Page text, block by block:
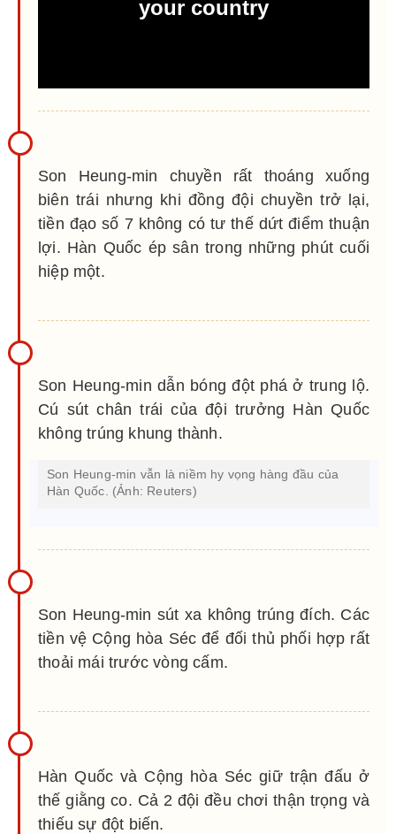
Son Heung-min chuyền rất thoáng xuống
biên trái nhưng khi đồng đội chuyền trở lại,
tiền đạo số 7 không có tư thế dứt điểm thuận
lợi. Hàn Quốc ép sân trong những phút cuối
hiệp một.
Son Heung-min dẫn bóng đột phá ở trung lộ.
Cú sút chân trái của đội trưởng Hàn Quốc
không trúng khung thành.
Son Heung-min vẫn là niềm hy vọng hàng đầu của
Hàn Quốc. (Ảnh: Reuters)
Son Heung-min sút xa không trúng đích. Các
tiền vệ Cộng hòa Séc để đối thủ phối hợp rất
thoải mái trước vòng cấm.
Hàn Quốc và Cộng hòa Séc giữ trận đấu ở
thế giằng co. Cả 2 đội đều chơi thận trọng và
thiếu sự đột biến.